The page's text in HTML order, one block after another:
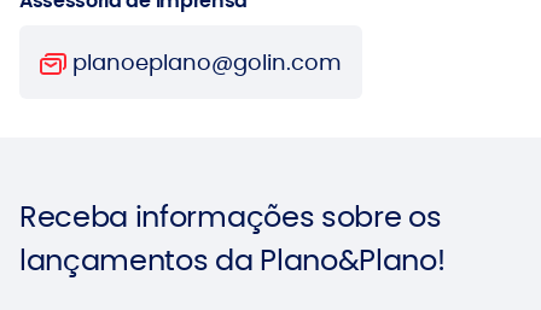
planoeplano@golin.com
Receba informações sobre os
lançamentos da Plano&Plano!